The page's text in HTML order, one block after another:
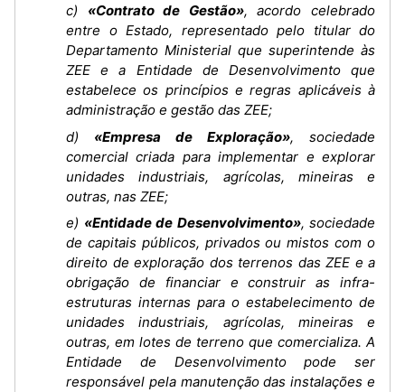
c) «Contrato de Gestão», acordo celebrado
entre o Estado, representado pelo titular do
Departamento Ministerial que superintende às
ZEE e a Entidade de Desenvolvimento que
estabelece os princípios e regras aplicáveis à
administração e gestão das ZEE;
d) «Empresa de Exploração», sociedade
comercial criada para implementar e explorar
unidades industriais, agrícolas, mineiras e
outras, nas ZEE;
e) «Entidade de Desenvolvimento», sociedade
de capitais públicos, privados ou mistos com o
direito de exploração dos terrenos das ZEE e a
obrigação de financiar e construir as infra-
estruturas internas para o estabelecimento de
unidades industriais, agrícolas, mineiras e
outras, em lotes de terreno que comercializa. A
Entidade de Desenvolvimento pode ser
responsável pela manutenção das instalações e